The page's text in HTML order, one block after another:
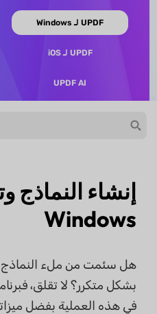
UPDF لـ Windows
UPDF لـ iOS
UPDF AI
إنشاء النماذج
Windows
هل سئمت من ملء النماذج
في هذه العملية بفضل